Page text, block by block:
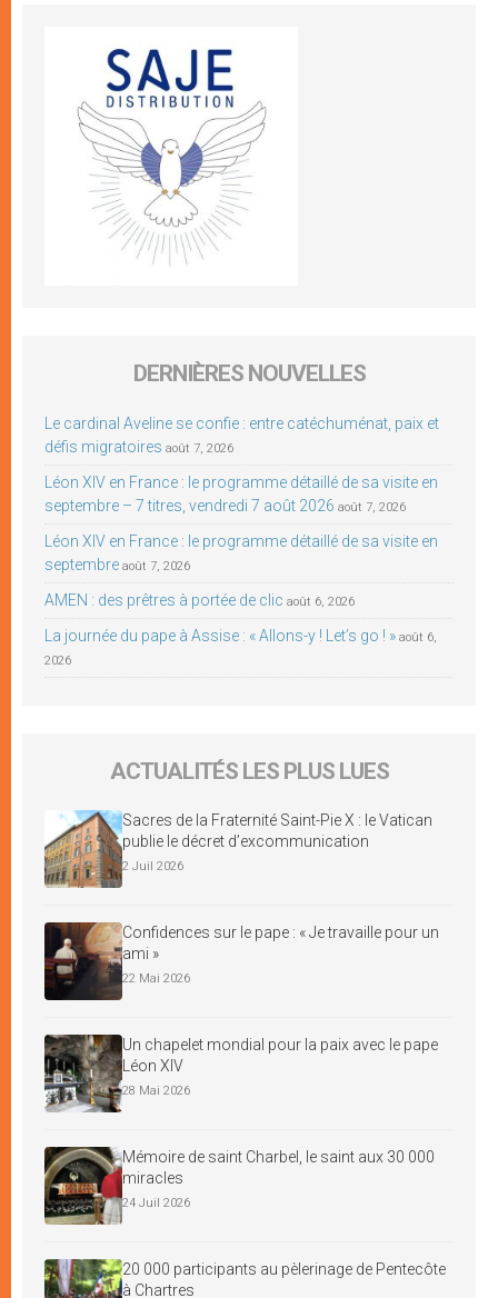
DERNIÈRES NOUVELLES
Le cardinal Aveline se confie : entre catéchuménat, paix et
défis migratoires août 7, 2026
Léon XIV en France : le programme détaillé de sa visite en
septembre – 7 titres, vendredi 7 août 2026 août 7, 2026
Léon XIV en France : le programme détaillé de sa visite en
septembre août 7, 2026
AMEN : des prêtres à portée de clic août 6, 2026
La journée du pape à Assise : « Allons-y ! Let’s go ! » août 6,
2026
ACTUALITÉS LES PLUS LUES
Sacres de la Fraternité Saint-Pie X : le Vatican
publie le décret d’excommunication
2 Juil 2026
Confidences sur le pape : « Je travaille pour un
ami »
22 Mai 2026
Un chapelet mondial pour la paix avec le pape
Léon XIV
28 Mai 2026
Mémoire de saint Charbel, le saint aux 30 000
miracles
24 Juil 2026
20 000 participants au pèlerinage de Pentecôte
à Chartres